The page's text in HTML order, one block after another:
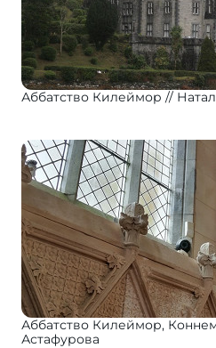
Аббатство Килеймор
Аббатство Килеймор,
Астафурова